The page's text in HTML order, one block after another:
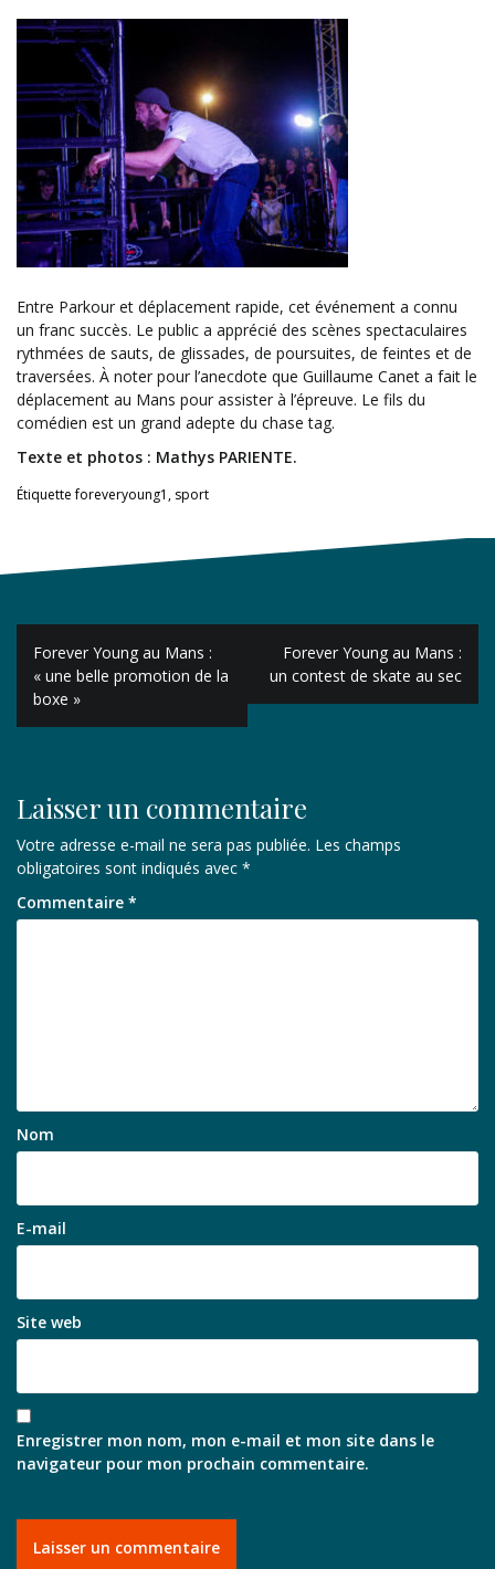
Entre Parkour et déplacement rapide, cet événement a connu
un franc succès. Le public a apprécié des scènes spectaculaires
rythmées de sauts, de glissades, de poursuites, de feintes et de
traversées. À noter pour l’anecdote que Guillaume Canet a fait le
déplacement au Mans pour assister à l’épreuve. Le fils du
comédien est un grand adepte du chase tag.
Texte et photos : Mathys PARIENTE.
Étiquetteforeveryoung1 , sport
Navigation
de
l’article
Forever Young au Mans :
« une belle promotion de la
boxe »
Forever Young au Mans :
un contest de skate au sec
Laisser un commentaire
Votre adresse e-mail ne sera pas publiée. Les champs
obligatoires sont indiqués avec *
Commentaire *
Nom
E-mail
Site web
Enregistrer mon nom, mon e-mail et mon site dans le
navigateur pour mon prochain commentaire.